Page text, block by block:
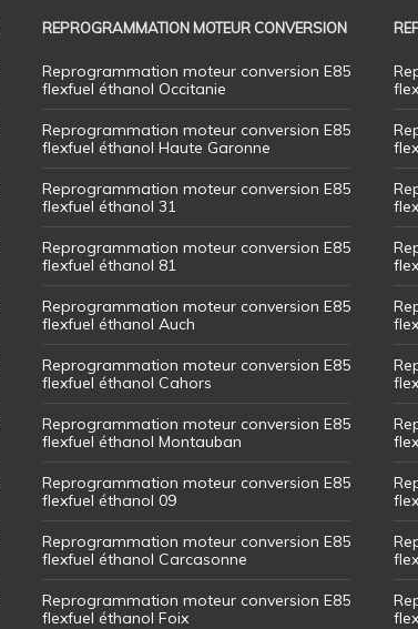
REPROGRAMMATION MOTEUR CONVERSION
Reprogrammation moteur conversion E85
flexfuel éthanol Occitanie
Reprogrammation moteur conversion E85
flexfuel éthanol Haute Garonne
Reprogrammation moteur conversion E85
flexfuel éthanol 31
Reprogrammation moteur conversion E85
flexfuel éthanol 81
Reprogrammation moteur conversion E85
flexfuel éthanol Auch
Reprogrammation moteur conversion E85
flexfuel éthanol Cahors
Reprogrammation moteur conversion E85
flexfuel éthanol Montauban
Reprogrammation moteur conversion E85
flexfuel éthanol 09
Reprogrammation moteur conversion E85
flexfuel éthanol Carcasonne
Reprogrammation moteur conversion E85
flexfuel éthanol Foix